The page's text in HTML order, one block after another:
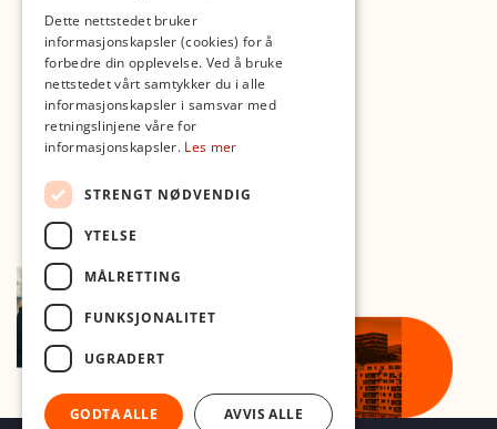
Dette nettstedet bruker
informasjonskapsler (cookies) for å
forbedre din opplevelse. Ved å bruke
nettstedet vårt samtykker du i alle
informasjonskapsler i samsvar med
retningslinjene våre for
informasjonskapsler. Les mer
STRENGT NØDVENDIG
YTELSE
MÅLRETTING
FUNKSJONALITET
UGRADERT
GODTA ALLE AVVIS ALLE